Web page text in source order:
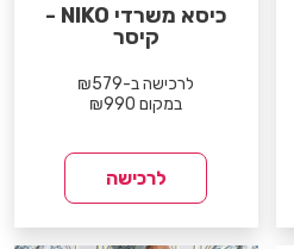
כיסא משרדי NIKO -
קיסר
לרכישה ב-₪579
במקום ₪990
לרכישה